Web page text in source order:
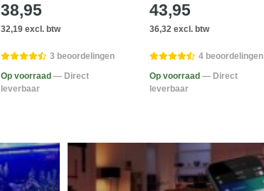
38,95
32,19 excl. btw
3 beoordelingen
Op voorraad — Direct
leverbaar
43,95
36,32 excl. btw
4 beoordelingen
Op voorraad — Direct
leverbaar